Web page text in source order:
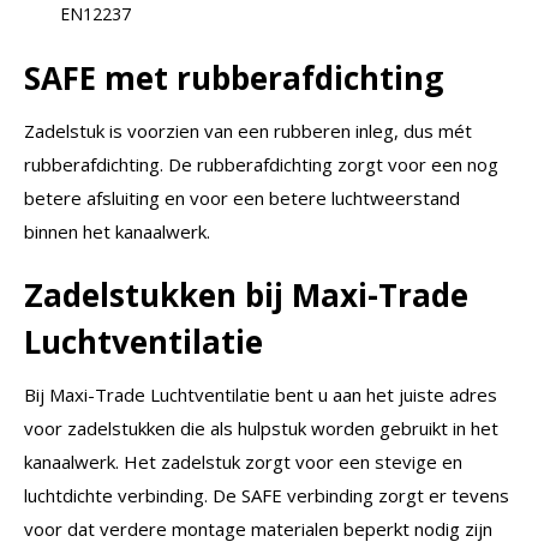
EN12237
SAFE met rubberafdichting
Zadelstuk is voorzien van een rubberen inleg, dus mét
rubberafdichting. De rubberafdichting zorgt voor een nog
betere afsluiting en voor een betere luchtweerstand
binnen het kanaalwerk.
Zadelstukken bij Maxi-Trade
Luchtventilatie
Bij Maxi-Trade Luchtventilatie bent u aan het juiste adres
voor zadelstukken die als hulpstuk worden gebruikt in het
kanaalwerk. Het zadelstuk zorgt voor een stevige en
luchtdichte verbinding. De SAFE verbinding zorgt er tevens
voor dat verdere montage materialen beperkt nodig zijn